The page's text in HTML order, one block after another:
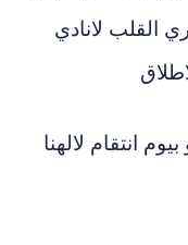
لانادي
انتقام لالهنا